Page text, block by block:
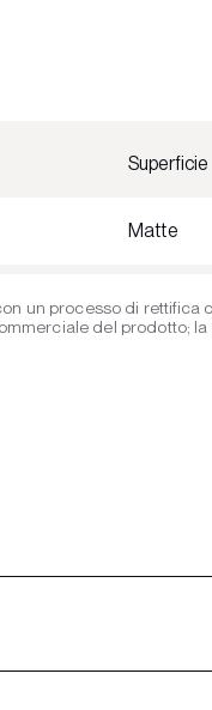
Superficie
Matte
un processo di rettifica
del prodotto;